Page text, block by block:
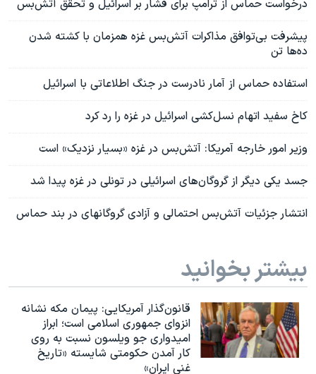
درخواست حماس از ترامپ برای فشار بر اسرائیل و تحقق آتش‌بس
پیشرفت بی‌توافق مذاکرات آتش‌بس غزه همزمان با کشته‌ شدن
ده‌ها تن
استفاده حماس از آمار نادرست در جنگ اطلاعاتی با اسرائیل
کاخ سفید اتهام نسل‌کشی اسرائیل در غزه را رد کرد
وزیر امور خارجه آمریکا: آتش‌بس در غزه «بسیار نزدیک» است
جسد یکی دیگر از گروگان‌های اسرائیلی در تونلی در غزه پیدا شد
انتشار جزئیات آتش‌بس احتمالی و آزادی گروگانهای در بند حماس
بیشتر بخوانید
قانون‌گذار آمریکایی: پیمان مکه نشانه
انزوای جمهوری اسلامی است؛ ابراز
امیدواری جو ویلسون نسبت به روی
کار آمدن حکومتی شایسته «تاریخ
غنی ایران»